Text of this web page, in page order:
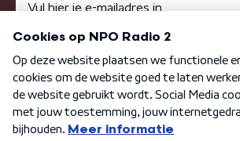
Algemene voorwaarden